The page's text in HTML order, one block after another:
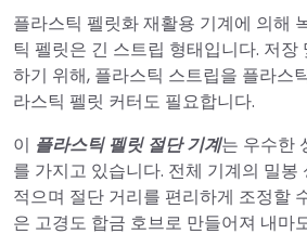
플라스틱 펠릿화 재활용 기계에 의해
틱 펠릿은 긴 스트립 형태입니다. 저장
하기 위해, 플라스틱 스트립을 플라스
라스틱 펠릿 커터도 필요합니다.
이 플라스틱 펠릿 절단 기계는 우수한
를 가지고 있습니다. 전체 기계의 밀봉
적으며 절단 거리를 편리하게 조정할
은 고경도 합금 호브로 만들어져 내마